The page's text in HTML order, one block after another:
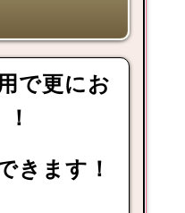
で更にお
きます！